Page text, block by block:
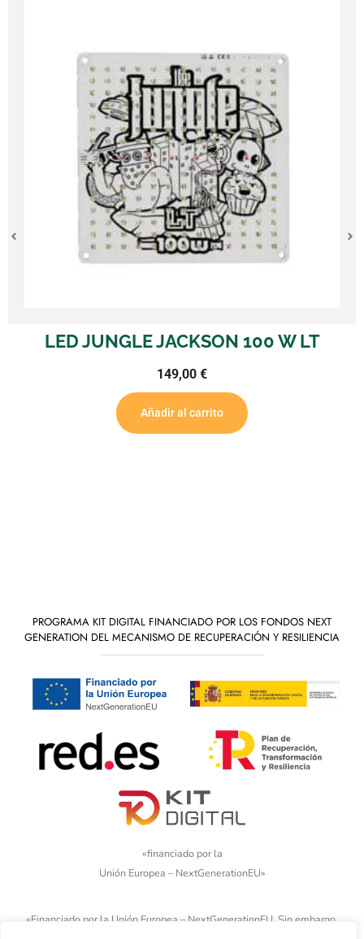
LED JUNGLE JACKSON 100 W LT
149,00€
Añadir al carrito
PROGRAMA KIT DIGITAL FINANCIADO POR LOS FONDOS NEXT
GENERATION DEL MECANISMO DE RECUPERACIÓN Y RESILIENCIA
«financiado por la
Unión Europea – NextGenerationEU»
«Financiado por la Unión Europea – NextGenerationEU. Sin embargo,